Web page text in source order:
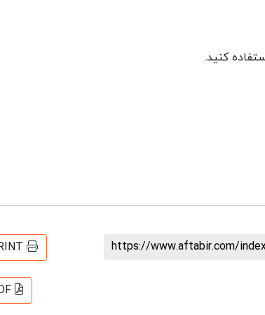
کنید.
https://www.aftabir.com/